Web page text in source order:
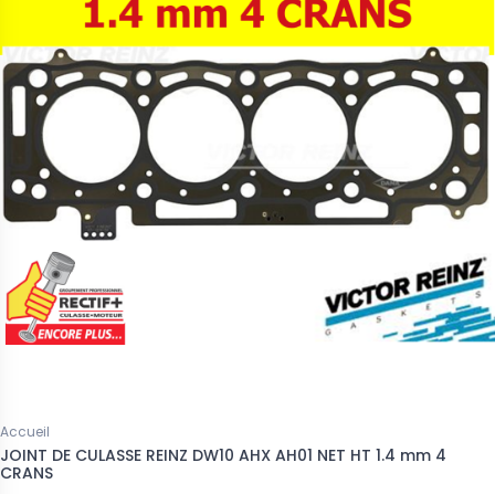
Accueil
JOINT DE CULASSE REINZ DW10 AHX AH01 NET HT 1.4 mm 4
CRANS